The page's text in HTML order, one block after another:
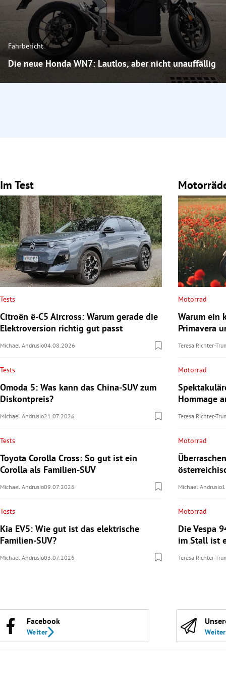
Fahrbericht
Die neue Honda WN7: Lautlos, aber nicht unauffällig
Im Test
Tests
Citroën ë-C5 Aircross: Warum gerade die
Elektroversion richtig gut passt
Michael Andrusio04.08.2026
Tests
Omoda 5: Was kann das China-SUV zum
Diskontpreis?
Michael Andrusio21.07.2026
Tests
Toyota Corolla Cross: So gut ist ein
Corolla als Familien-SUV
Michael Andrusio09.07.2026
Tests
Kia EV5: Wie gut ist das elektrische
Familien-SUV?
Michael Andrusio03.07.2026
Motorrad
Warum ein
Primavera
Teresa Richter-
Motorrad
Hommage
Teresa Richter-
Motorrad
Michael Andrusio
Motorrad
Die Vespa
im Stall ist
Teresa Richter-
Facebook
Weiter Weiter